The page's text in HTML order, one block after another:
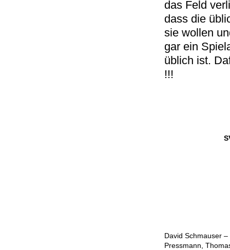
das Feld
dass die
sie wollen
gar ein
üblich ist.
!!!
David Schmauser
Pressmann,